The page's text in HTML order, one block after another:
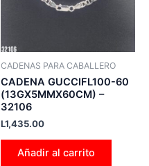
CADENAS PARA CABALLERO
CADENA GUCCIFL100-60
(13GX5MMX60CM) –
32106
L1,435.00
Añadir al carrito